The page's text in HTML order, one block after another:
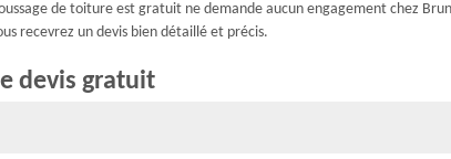
de toiture est gratuit ne demande aucun engagement chez
recevrez un devis bien détaillé et précis.
devis gratuit